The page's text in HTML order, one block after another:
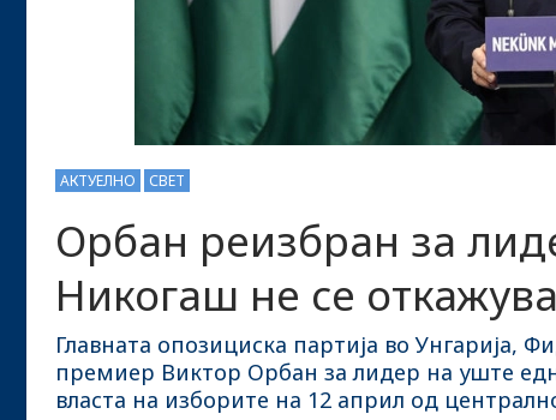
АКТУЕЛНО СВЕТ
Орбан реизбран за
Никогаш не се
Главната опозициска партија во Унгарија,
премиер Виктор Орбан за лидер на уште
власта на изборите на 12 април од